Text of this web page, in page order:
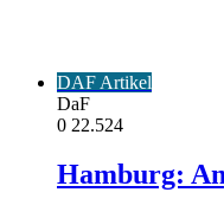
DAF Artikel
DaF
0 22.524
Hamburg: